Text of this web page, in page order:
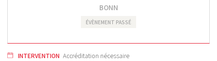
BONN
ÉVÈNEMENT PASSÉ
INTERVENTION Accréditation nécessaire